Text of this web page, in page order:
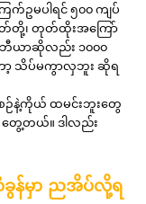
ြက်ဥမပါရင် ၅၀၀ ကျပ်
တ်တို့၊ တုတ်ထိုးအကြော်
ယာဆိုလည်း ၁၀၀၀
ော့ သိပ်မကွာလှဘူး ဆိုရ
နဲ့ကိုယ် ထမင်းဘူးတွေ
ေ့တယ်။ ဒါလည်း
ခွန်မှာ ညအိပ်လို့ရ